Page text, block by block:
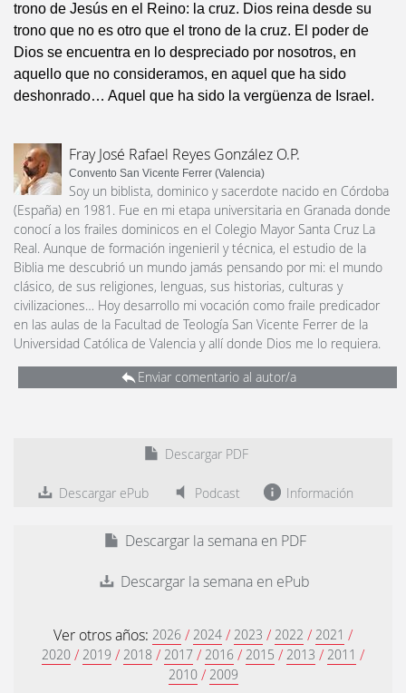
trono de Jesús en el Reino: la cruz. Dios reina desde su
trono que no es otro que el trono de la cruz. El poder de
Dios se encuentra en lo despreciado por nosotros, en
aquello que no consideramos, en aquel que ha sido
deshonrado… Aquel que ha sido la vergüenza de Israel.
Fray José Rafael Reyes González O.P.
Convento San Vicente Ferrer (Valencia)
Soy un biblista, dominico y sacerdote nacido en Córdoba
(España) en 1981. Fue en mi etapa universitaria en Granada donde
conocí a los frailes dominicos en el Colegio Mayor Santa Cruz La
Real. Aunque de formación ingenieril y técnica, el estudio de la
Biblia me descubrió un mundo jamás pensando por mi: el mundo
clásico, de sus religiones, lenguas, sus historias, culturas y
civilizaciones… Hoy desarrollo mi vocación como fraile predicador
en las aulas de la Facultad de Teología San Vicente Ferrer de la
Universidad Católica de Valencia y allí donde Dios me lo requiera.
Enviar comentario al autor/a
Descargar PDF
Descargar ePub Podcast Información
Descargar la semana en PDF
Descargar la semana en ePub
Ver otros años: 2026 / 2024 / 2023 / 2022 / 2021 /
2020 / 2019 / 2018 / 2017 / 2016 / 2015 / 2013 / 2011 /
2010 / 2009